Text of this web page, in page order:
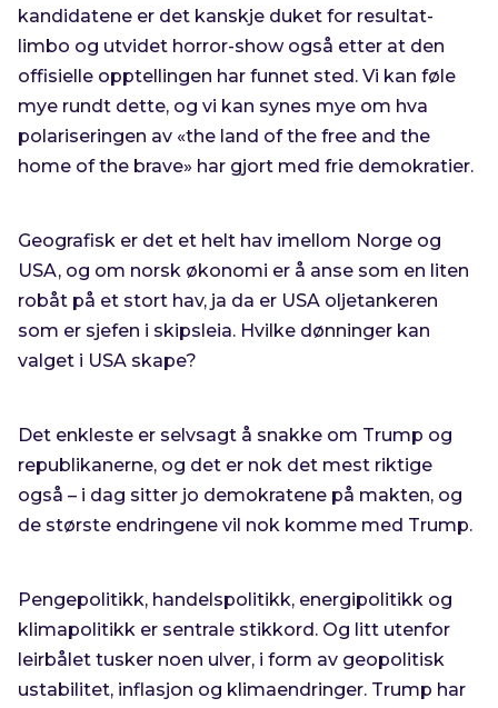
kandidatene er det kanskje duket for resultat-
limbo og utvidet horror-show også etter at den
offisielle opptellingen har funnet sted. Vi kan føle
mye rundt dette, og vi kan synes mye om hva
polariseringen av «the land of the free and the
home of the brave» har gjort med frie demokratier.
Geografisk er det et helt hav imellom Norge og
USA, og om norsk økonomi er å anse som en liten
robåt på et stort hav, ja da er USA oljetankeren
som er sjefen i skipsleia. Hvilke dønninger kan
valget i USA skape?
Det enkleste er selvsagt å snakke om Trump og
republikanerne, og det er nok det mest riktige
også – i dag sitter jo demokratene på makten, og
de største endringene vil nok komme med Trump.
Pengepolitikk, handelspolitikk, energipolitikk og
klimapolitikk er sentrale stikkord. Og litt utenfor
leirbålet tusker noen ulver, i form av geopolitisk
ustabilitet, inflasjon og klimaendringer. Trump har